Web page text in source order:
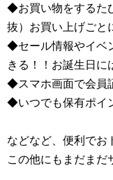
◆お買い物をするた
抜）お買い上げごと
◆セール情報やイベ
きる！！お誕生日に
◆スマホ画面で会員
◆いつでも保有ポイ
などなど、便利でお
この他にもまだまだ